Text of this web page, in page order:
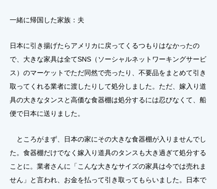
一緒に帰国した家族：夫
日本に引き揚げたらアメリカに戻ってくるつもりはなかったの
で、大きな家具は全てSNS（ソーシャルネットワーキングサービ
ス）のマーケットでただ同然で売ったり、不要品をまとめて引き
取ってくれる業者に渡したりして処分しました。ただ、嫁入り道
具の大きなタンスと高価な食器棚は処分するには忍びなくて、船
便で日本に送りました。
ところがまず、日本の家にその大きな食器棚が入りませんでし
た。食器棚だけでなく嫁入り道具のタンスも大き過ぎて処分する
ことに。業者さんに「こんな大きなサイズの家具は今では売れま
せん」と言われ、お金を払って引き取ってもらいました。日本で